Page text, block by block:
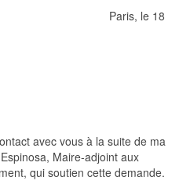
le 18
avec vous à la suite de ma
Maire-adjoint aux
qui soutien cette demande.